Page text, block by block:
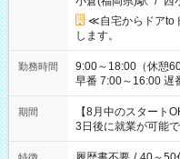
≪自宅からドアto
します。
勤務時間
9:00～18:00（休憩60分） ■ご希望があれば下記シ
早番 7:00～16:00 遅番
と休みを合わせたい
「できれば残業は
ね。 ※Wワーク希望の方へ 今ご覧のお仕事で希望する勤務時間
と、もう1つのお仕
合は応募できません
期間
【8月中のスタート
3日後に就業が可能で